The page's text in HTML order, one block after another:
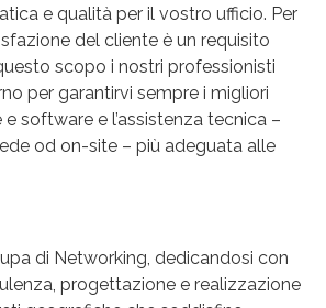
e qualità per il vostro ufficio. Per
del cliente è un requisito
scopo i nostri professionisti
per garantirvi sempre i migliori
software e l’assistenza tecnica –
od on-site – più adeguata alle
di Networking, dedicandosi con
progettazione e realizzazione